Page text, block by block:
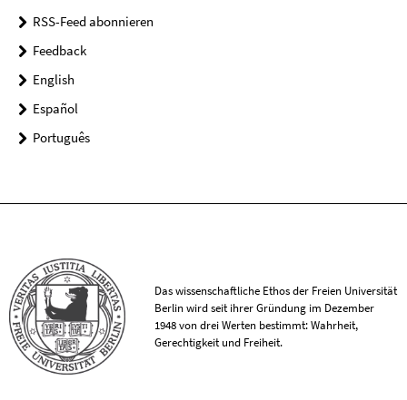
RSS-Feed abonnieren
Feedback
English
Español
Português
Das wissenschaftliche Ethos der Freien Universität
Berlin wird seit ihrer Gründung im Dezember
1948 von drei Werten bestimmt: Wahrheit,
Gerechtigkeit und Freiheit.